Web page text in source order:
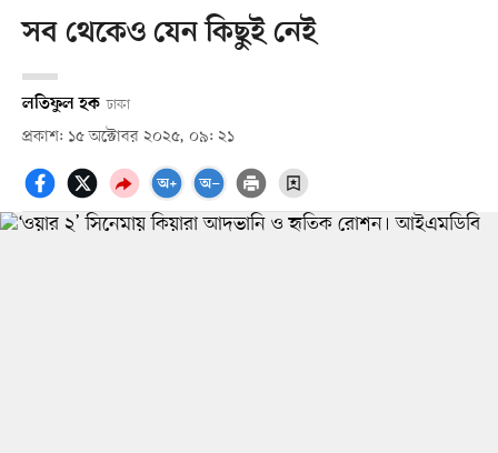
সব থেকেও যেন কিছুই নেই
লতিফুল হক ঢাকা
প্রকাশ: ১৫ অক্টোবর ২০২৫, ০৯: ২১